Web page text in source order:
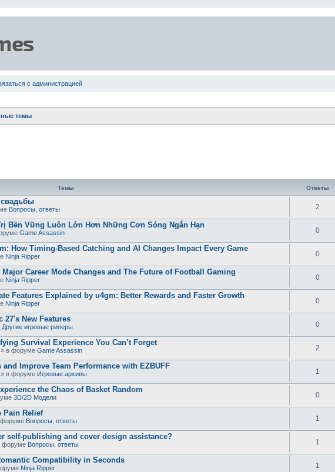
с администрацией
темы
Темы Ответы
Вопросы, ответы 2
Bền Vững Luôn Lớn Hơn Những Cơn Sóng Ngắn Hạn
Game Assassin 0
How Timing-Based Catching and AI Changes Impact Every Game
Ninja Ripper 0
Career Mode Changes and The Future of Football Gaming
Ninja Ripper 0
Features Explained by u4gm: Better Rewards and Faster Growth
Ninja Ripper 0
27's New Features
Другие игровые риперы 0
Survival Experience You Can’t Forget
» в форуме Game Assassin 2
Improve Team Performance with EZBUFF
» в форуме Игровые архивы 1
the Chaos of Basket Random
3D/2D Модели 0
Pain Relief
Вопросы, ответы 1
self-publishing and cover design assistance?
форуме Вопросы, ответы 1
Compatibility in Seconds
Ninja Ripper 1